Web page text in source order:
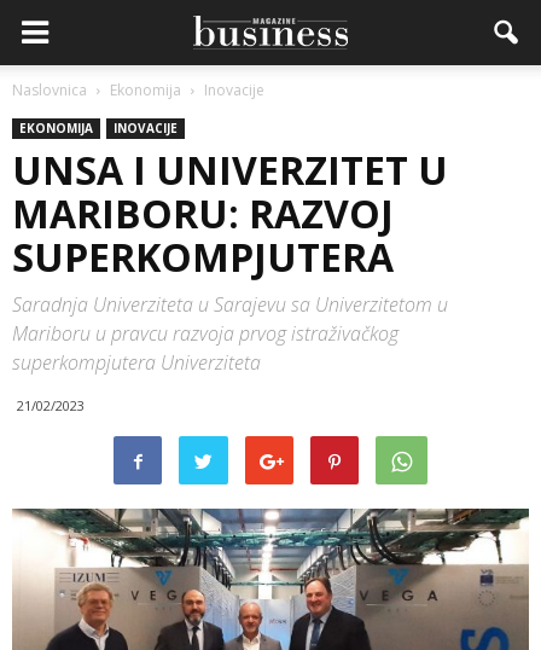
Naslovnica Ekonomija Inovacije
EKONOMIJA INOVACIJE
UNSA I UNIVERZITET U
MARIBORU: RAZVOJ
SUPERKOMPJUTERA
Saradnja Univerziteta u Sarajevu sa Univerzitetom u
Mariboru u pravcu razvoja prvog istraživačkog
superkompjutera Univerziteta
21/02/2023